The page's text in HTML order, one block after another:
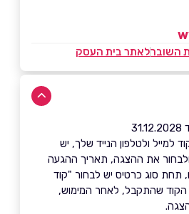
השוברלאתר בית העסק
למייל ולטלפון הנייד שלך, יש
את ההצגה, תאריך ההגעה
תחת סוג כרטיס יש לבחור "קוד
הקוד שהתקבל, לאחר המימוש,